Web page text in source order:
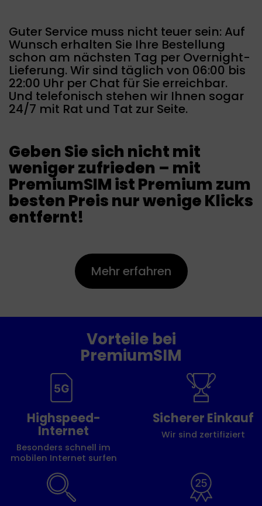
Guter Service muss nicht teuer sein: Auf
Wunsch erhalten Sie Ihre Bestellung
schon am nächsten Tag per Overnight-
Lieferung. Wir sind täglich von 06:00 bis
22:00 Uhr per Chat für Sie erreichbar.
Und telefonisch stehen wir Ihnen sogar
24/7 mit Rat und Tat zur Seite.
Geben Sie sich nicht mit
weniger zufrieden – mit
PremiumSIM ist Premium zum
besten Preis nur wenige Klicks
entfernt!
Mehr erfahren
Vorteile bei
PremiumSIM
Highspeed-
Internet
Besonders schnell im
mobilen Internet surfen
Sicherer Einkauf
Wir sind zertifiziert